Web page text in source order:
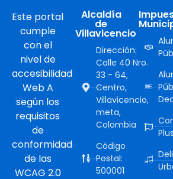
Este portal
cumple
con el
nivel de
accesibilidad
Web A
según los
requisitos
de
conformidad
de las
WCAG 2.0
Alcaldía
de
Villavicencio
Dirección:
Calle 40 Nro.
33 - 64,
Centro,
Villavicencio,
meta,
Colombia
Código
Postal:
500001